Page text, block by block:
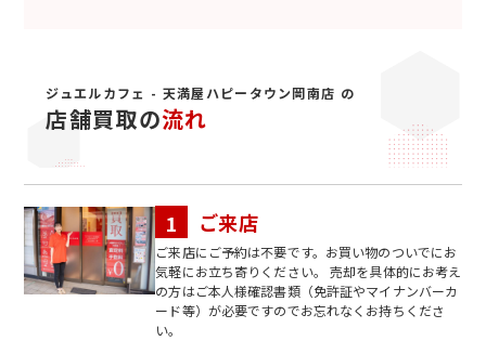
ジュエルカフェ - 天満屋ハピータウン岡南店 の
店舗買取の流れ
ご来店
ご来店にご予約は不要です。お買い物のついでにお
気軽にお立ち寄りください。 売却を具体的にお考え
の方はご本人様確認書類（免許証やマイナンバーカ
ード等）が必要ですのでお忘れなくお持ちくださ
い。